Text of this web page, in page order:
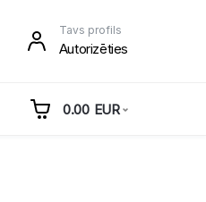
Tavs profils
Autorizēties
0.00 EUR